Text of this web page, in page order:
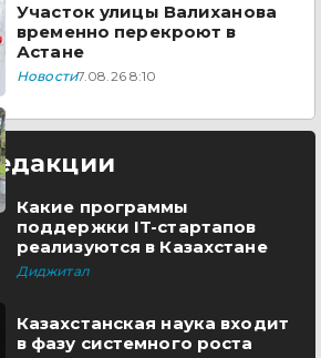
Участок улицы Валиханова
временно перекроют в
Астане
Новости7.08.26 8:10
Какие программы
поддержки IT-стартапов
реализуются в Казахстане
Диджитал
Казахстанская наука входит
в фазу системного роста